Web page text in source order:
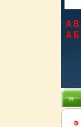
A B
А Б